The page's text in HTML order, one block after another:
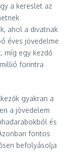
a kereslet az
ahol a divatnak
éves jövedelme
míg egy kezdő
forintra
gyakran a
a jövedelem
és
fontos
befolyásolja